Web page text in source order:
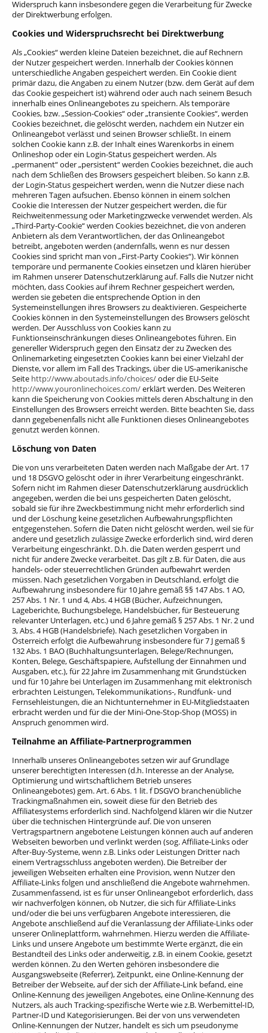
Widerspruch kann insbesondere gegen die Verarbeitung für Zwecke
der Direktwerbung erfolgen.
Cookies und Widerspruchsrecht bei Direktwerbung
Als „Cookies“ werden kleine Dateien bezeichnet, die auf Rechnern
der Nutzer gespeichert werden. Innerhalb der Cookies können
unterschiedliche Angaben gespeichert werden. Ein Cookie dient
primär dazu, die Angaben zu einem Nutzer (bzw. dem Gerät auf dem
das Cookie gespeichert ist) während oder auch nach seinem Besuch
innerhalb eines Onlineangebotes zu speichern. Als temporäre
Cookies, bzw. „Session-Cookies“ oder „transiente Cookies“, werden
Cookies bezeichnet, die gelöscht werden, nachdem ein Nutzer ein
Onlineangebot verlässt und seinen Browser schließt. In einem
solchen Cookie kann z.B. der Inhalt eines Warenkorbs in einem
Onlineshop oder ein Login-Status gespeichert werden. Als
„permanent“ oder „persistent“ werden Cookies bezeichnet, die auch
nach dem Schließen des Browsers gespeichert bleiben. So kann z.B.
der Login-Status gespeichert werden, wenn die Nutzer diese nach
mehreren Tagen aufsuchen. Ebenso können in einem solchen
Cookie die Interessen der Nutzer gespeichert werden, die für
Reichweitenmessung oder Marketingzwecke verwendet werden. Als
„Third-Party-Cookie“ werden Cookies bezeichnet, die von anderen
Anbietern als dem Verantwortlichen, der das Onlineangebot
betreibt, angeboten werden (andernfalls, wenn es nur dessen
Cookies sind spricht man von „First-Party Cookies“). Wir können
temporäre und permanente Cookies einsetzen und klären hierüber
im Rahmen unserer Datenschutzerklärung auf. Falls die Nutzer nicht
möchten, dass Cookies auf ihrem Rechner gespeichert werden,
werden sie gebeten die entsprechende Option in den
Systemeinstellungen ihres Browsers zu deaktivieren. Gespeicherte
Cookies können in den Systemeinstellungen des Browsers gelöscht
werden. Der Ausschluss von Cookies kann zu
Funktionseinschränkungen dieses Onlineangebotes führen. Ein
genereller Widerspruch gegen den Einsatz der zu Zwecken des
Onlinemarketing eingesetzten Cookies kann bei einer Vielzahl der
Dienste, vor allem im Fall des Trackings, über die US-amerikanische
Seite http://www.aboutads.info/choices/oder die EU-Seite
http://www.youronlinechoices.com/erklärt werden. Des Weiteren
kann die Speicherung von Cookies mittels deren Abschaltung in den
Einstellungen des Browsers erreicht werden. Bitte beachten Sie, dass
dann gegebenenfalls nicht alle Funktionen dieses Onlineangebotes
genutzt werden können.
Löschung von Daten
Die von uns verarbeiteten Daten werden nach Maßgabe der Art. 17
und 18 DSGVO gelöscht oder in ihrer Verarbeitung eingeschränkt.
Sofern nicht im Rahmen dieser Datenschutzerklärung ausdrücklich
angegeben, werden die bei uns gespeicherten Daten gelöscht,
sobald sie für ihre Zweckbestimmung nicht mehr erforderlich sind
und der Löschung keine gesetzlichen Aufbewahrungspflichten
entgegenstehen. Sofern die Daten nicht gelöscht werden, weil sie für
andere und gesetzlich zulässige Zwecke erforderlich sind, wird deren
Verarbeitung eingeschränkt. D.h. die Daten werden gesperrt und
nicht für andere Zwecke verarbeitet. Das gilt z.B. für Daten, die aus
handels- oder steuerrechtlichen Gründen aufbewahrt werden
müssen. Nach gesetzlichen Vorgaben in Deutschland, erfolgt die
Aufbewahrung insbesondere für 10 Jahre gemäß §§ 147 Abs. 1 AO,
257 Abs. 1 Nr. 1 und 4, Abs. 4 HGB (Bücher, Aufzeichnungen,
Lageberichte, Buchungsbelege, Handelsbücher, für Besteuerung
relevanter Unterlagen, etc.) und 6 Jahre gemäß § 257 Abs. 1 Nr. 2 und
3, Abs. 4 HGB (Handelsbriefe). Nach gesetzlichen Vorgaben in
Österreich erfolgt die Aufbewahrung insbesondere für 7 J gemäß §
132 Abs. 1 BAO (Buchhaltungsunterlagen, Belege/Rechnungen,
Konten, Belege, Geschäftspapiere, Aufstellung der Einnahmen und
Ausgaben, etc.), für 22 Jahre im Zusammenhang mit Grundstücken
und für 10 Jahre bei Unterlagen im Zusammenhang mit elektronisch
erbrachten Leistungen, Telekommunikations-, Rundfunk- und
Fernsehleistungen, die an Nichtunternehmer in EU-Mitgliedstaaten
erbracht werden und für die der Mini-One-Stop-Shop (MOSS) in
Anspruch genommen wird.
Teilnahme an Affiliate-Partnerprogrammen
Innerhalb unseres Onlineangebotes setzen wir auf Grundlage
unserer berechtigten Interessen (d.h. Interesse an der Analyse,
Optimierung und wirtschaftlichem Betrieb unseres
Onlineangebotes) gem. Art. 6 Abs. 1 lit. f DSGVO branchenübliche
Trackingmaßnahmen ein, soweit diese für den Betrieb des
Affiliatesystems erforderlich sind. Nachfolgend klären wir die Nutzer
über die technischen Hintergründe auf. Die von unseren
Vertragspartnern angebotene Leistungen können auch auf anderen
Webseiten beworben und verlinkt werden (sog. Affiliate-Links oder
After-Buy-Systeme, wenn z.B. Links oder Leistungen Dritter nach
einem Vertragsschluss angeboten werden). Die Betreiber der
jeweiligen Webseiten erhalten eine Provision, wenn Nutzer den
Affiliate-Links folgen und anschließend die Angebote wahrnehmen.
Zusammenfassend, ist es für unser Onlineangebot erforderlich, dass
wir nachverfolgen können, ob Nutzer, die sich für Affiliate-Links
und/oder die bei uns verfügbaren Angebote interessieren, die
Angebote anschließend auf die Veranlassung der Affiliate-Links oder
unserer Onlineplattform, wahrnehmen. Hierzu werden die Affiliate-
Links und unsere Angebote um bestimmte Werte ergänzt, die ein
Bestandteil des Links oder anderweitig, z.B. in einem Cookie, gesetzt
werden können. Zu den Werten gehören insbesondere die
Ausgangswebseite (Referrer), Zeitpunkt, eine Online-Kennung der
Betreiber der Webseite, auf der sich der Affiliate-Link befand, eine
Online-Kennung des jeweiligen Angebotes, eine Online-Kennung des
Nutzers, als auch Tracking-spezifische Werte wie z.B. Werbemittel-ID,
Partner-ID und Kategorisierungen. Bei der von uns verwendeten
Online-Kennungen der Nutzer, handelt es sich um pseudonyme